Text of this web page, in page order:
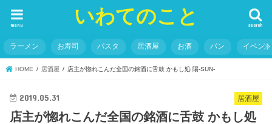
いわてのこと search
menu
ラーメン お寿司 パスタ 居酒屋 お酒 パン イベント
HOME 居酒屋 店主が惚れこんだ全国の銘酒に舌鼓 かもし処 陽-SUN-
居酒屋
2019.05.31
店主が惚れこんだ全国の銘酒に舌鼓 かもし処